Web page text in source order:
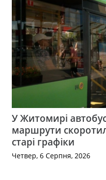
У Житомирі
маршрути
старі графіки
Четвер, 6 Серпня, 2026